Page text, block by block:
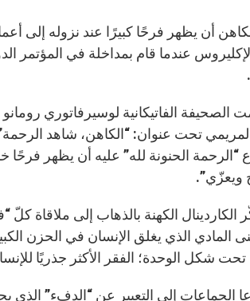
أن يظهر فرحًا كبيرًا عند نزوله إلى
تحت عنوان: “الكاهن، شاهد
“الرحمة الحنونة لله” عليه أن يظهر فرحًا
ويعزّي”.
الكاردينال الكهنة بالذهاب إلى ملاقاة كلّ
المادي الذي يغلق الإنسان في الحزن
شكل الوحدة؛ الفقر الأكثر جذريًا
الجماعات إلى التعبير عن “الدفء” الذي